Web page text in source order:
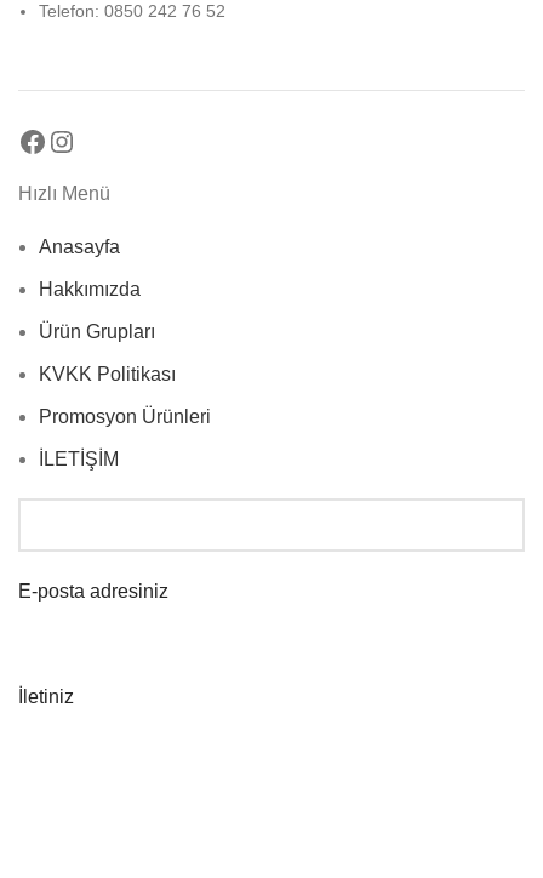
Telefon: 0850 242 76 52
Hızlı Menü
Anasayfa
Hakkımızda
Ürün Grupları
KVKK Politikası
Promosyon Ürünleri
İLETİŞİM
E-posta adresiniz
İletiniz